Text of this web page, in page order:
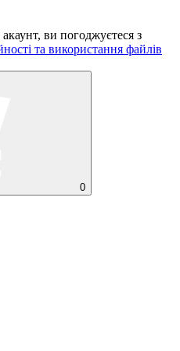
ви погоджуєтеся з
та використання файлів
0